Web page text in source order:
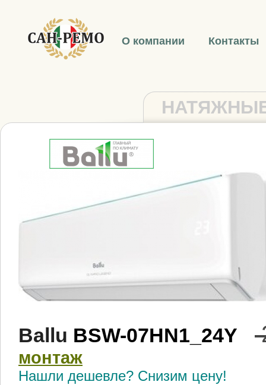
О компании Контакты
Ballu BSW-07HN1_24Y
монтаж
Нашли дешевле? Снизим цену!